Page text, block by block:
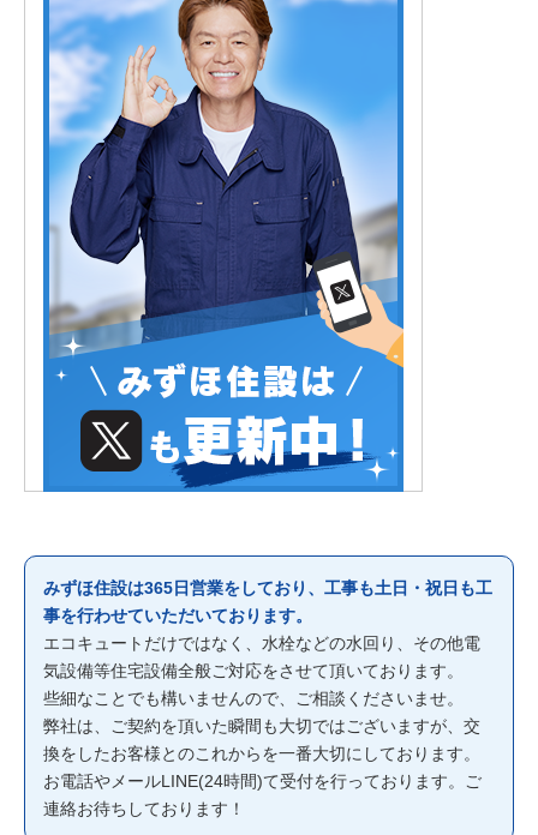
みずほ住設は365日営業をしており、工事も土日・祝日も工
事を行わせていただいております。
エコキュートだけではなく、水栓などの水回り、その他電
気設備等住宅設備全般ご対応をさせて頂いております。
些細なことでも構いませんので、ご相談くださいませ。
弊社は、ご契約を頂いた瞬間も大切ではございますが、交
換をしたお客様とのこれからを一番大切にしております。
お電話やメールLINE(24時間)て受付を行っております。ご
連絡お待ちしております！